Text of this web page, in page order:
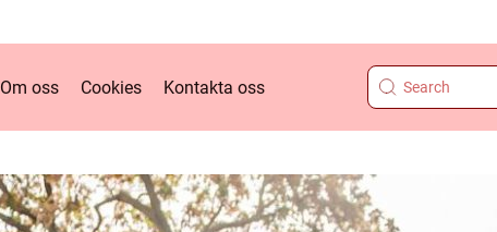
Om oss Cookies Kontakta oss